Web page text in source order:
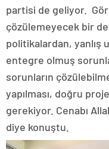
partisi de geliyor.
çözülemeyecek bir
politikalardan, yanlış
entegre olmuş
sorunların
yapılması, doğru
gerekiyor. Cenabı
diye konuştu.